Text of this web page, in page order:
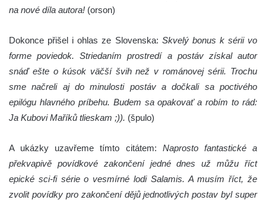
na nové díla autora! (orson)
Dokonce přišel i ohlas ze Slovenska: Skvelý bonus k sérii vo
forme poviedok. Striedaním prostredí a postáv získal autor
snáď ešte o kúsok väčší švih než v románovej sérii. Trochu
sme načreli aj do minulosti postáv a dočkali sa poctivého
epilógu hlavného príbehu. Budem sa opakovať a robím to rád:
Ja Kubovi Maříků tlieskam ;)). (špulo)
A ukázky uzavřeme tímto citátem: Naprosto fantastické a
překvapivě povídkové zakončení jedné dnes už můžu říct
epické sci-fi série o vesmírné lodi Salamis. A musím říct, že
zvolit povídky pro zakončení dějů jednotlivých postav byl super